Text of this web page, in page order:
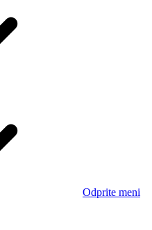
Odprite meni